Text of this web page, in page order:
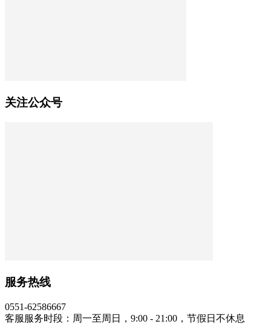
关注公众号
服务热线
0551-62586667
客服服务时段：周一至周日，9:00 - 21:00，节假日不休息